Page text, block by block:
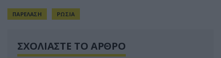
ΠΑΡΕΛΑΣΗ ΡΩΣΙΑ
ΣΧΟΛΙΑΣΤΕ ΤΟ ΑΡΘΡΟ